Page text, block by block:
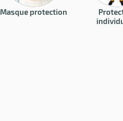
Masque protection